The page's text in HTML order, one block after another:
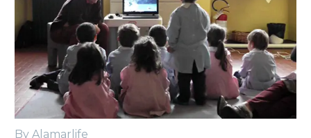
By Alamarlife